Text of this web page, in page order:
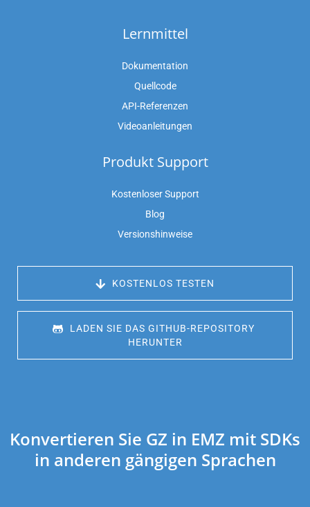
Lernmittel
Dokumentation
Quellcode
API-Referenzen
Videoanleitungen
Produkt Support
Kostenloser Support
Blog
Versionshinweise
KOSTENLOS TESTEN
LADEN SIE DAS GITHUB-REPOSITORY
HERUNTER
Konvertieren Sie GZ in EMZ mit SDKs
in anderen gängigen Sprachen